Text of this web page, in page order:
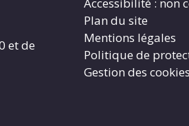
et de
Plan du site
Mentions légales
Politique de
Gestion des cookies